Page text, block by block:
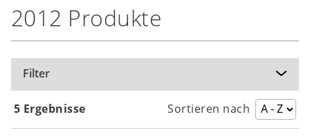
2012 Produkte
Filter
5 Ergebnisse Sortieren nach